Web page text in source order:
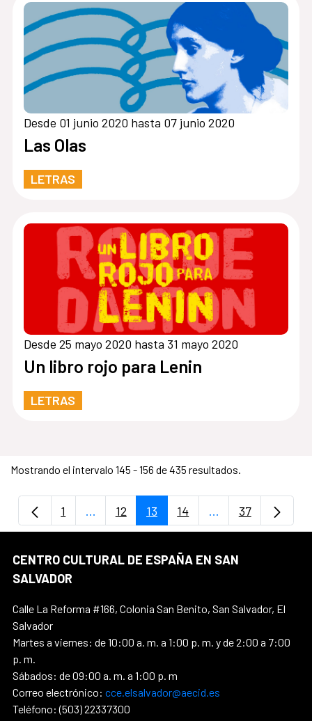
Desde 01 junio 2020 hasta 07 junio 2020
Las Olas
LETRAS
Desde 25 mayo 2020 hasta 31 mayo 2020
Un libro rojo para Lenin
LETRAS
Mostrando el intervalo 145 - 156 de 435 resultados.
Página
1 ...Páginas intermedias Use TAB para
Página
12 Página
13 Página
14 ...PáginasPágina
37
CENTRO CULTURAL DE ESPAÑA EN SAN
SALVADOR
Calle La Reforma #166, Colonia San Benito, San Salvador, El
Salvador
Martes a viernes: de 10:00 a. m. a 1:00 p. m. y de 2:00 a 7:00
p. m.
Sábados: de 09:00 a. m. a 1:00 p. m
Correo electrónico: cce.elsalvador@aecid.es
Teléfono: (503) 22337300